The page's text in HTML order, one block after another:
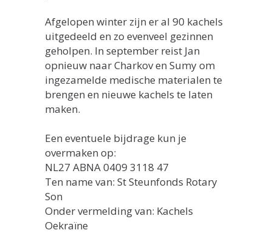
Afgelopen winter zijn er al 90 kachels
uitgedeeld en zo evenveel gezinnen
geholpen. In september reist Jan
opnieuw naar Charkov en Sumy om
ingezamelde medische materialen te
brengen en nieuwe kachels te laten
maken.
Een eventuele bijdrage kun je
overmaken op:
NL27 ABNA 0409 3118 47
Ten name van: St Steunfonds Rotary
Son
Onder vermelding van: Kachels
Oekraïne